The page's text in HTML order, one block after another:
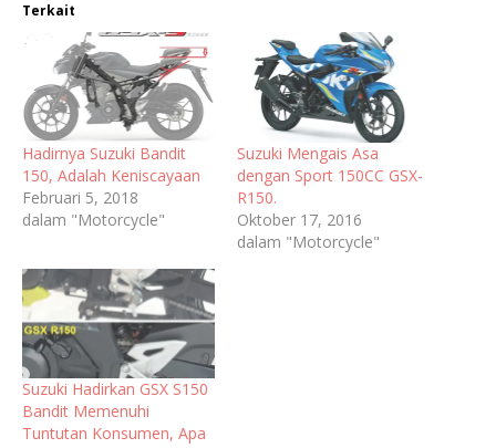
Terkait
Hadirnya Suzuki Bandit
150, Adalah Keniscayaan
Februari 5, 2018
dalam "Motorcycle"
Suzuki Mengais Asa
dengan Sport 150CC GSX-
R150.
Oktober 17, 2016
dalam "Motorcycle"
Suzuki Hadirkan GSX S150
Bandit Memenuhi
Tuntutan Konsumen, Apa